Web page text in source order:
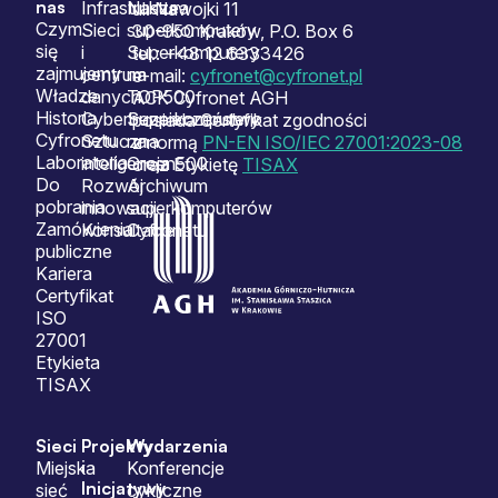
nas
Czym
się
zajmujemy
Władze
Historia
Cyfronetu
Laboratoria
Do
pobrania
Zamówienia
publiczne
Kariera
Certyfikat
ISO
27001
Etykieta
TISAX
Infrastruktura
Sieci
i
centrum
danych
Cyberbezpieczeństwo
Sztuczna
inteligencja
Rozwój
innowacji
Konsultacje
Nasze
superkomputery
Superkomputery
na
TOP500
Superkomputery
na
Green500
Archiwum
superkomputerów
Cyfronetu
Sieci
Miejska
sieć
Projekty
i
Inicjatywy
Wydarzenia
Konferencje
cykliczne
ul. Nawojki 11
30-950 Kraków, P.O. Box 6
tel.: +48 12 6333426
e-mail: cyfronet@cyfronet.pl
ACK Cyfronet AGH
posiada Certyfikat zgodności
z normą PN-EN ISO/IEC 27001:2023-08
oraz Etykietę TISAX